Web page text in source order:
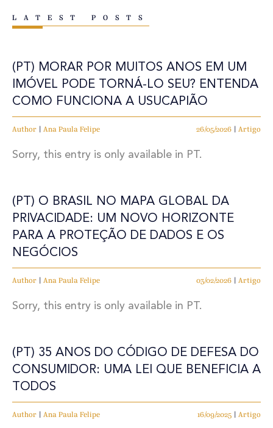
LATEST POSTS
(PT) MORAR POR MUITOS ANOS EM UM
IMÓVEL PODE TORNÁ-LO SEU? ENTENDA
COMO FUNCIONA A USUCAPIÃO
Author | Ana Paula Felipe 26/05/2026 | Artigo
Sorry, this entry is only available in PT.
(PT) O BRASIL NO MAPA GLOBAL DA
PRIVACIDADE: UM NOVO HORIZONTE
PARA A PROTEÇÃO DE DADOS E OS
NEGÓCIOS
Author | Ana Paula Felipe 03/02/2026 | Artigo
Sorry, this entry is only available in PT.
(PT) 35 ANOS DO CÓDIGO DE DEFESA DO
CONSUMIDOR: UMA LEI QUE BENEFICIA A
TODOS
Author | Ana Paula Felipe 16/09/2025 | Artigo